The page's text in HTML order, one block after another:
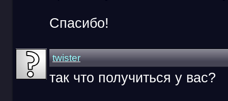
Спасибо!
twister
так что получиться у вас?